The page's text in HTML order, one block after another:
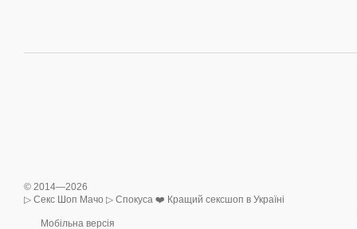
© 2014—2026
▷ Секс Шоп Мачо ▷ Спокуса ❤️ Кращий сексшоп в Україні
Мобільна версія